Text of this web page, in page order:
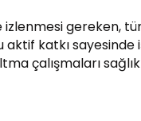
gereken,
katkı
çalışmaları